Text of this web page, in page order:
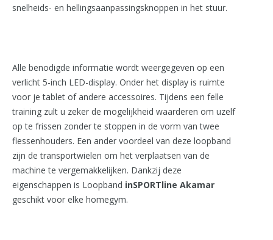
snelheids- en hellingsaanpassingsknoppen in het stuur.
Alle benodigde informatie wordt weergegeven op een
verlicht 5-inch LED-display. Onder het display is ruimte
voor je tablet of andere accessoires. Tijdens een felle
training zult u zeker de mogelijkheid waarderen om uzelf
op te frissen zonder te stoppen in de vorm van twee
flessenhouders. Een ander voordeel van deze loopband
zijn de transportwielen om het verplaatsen van de
machine te vergemakkelijken. Dankzij deze
eigenschappen is Loopband inSPORTline Akamar
geschikt voor elke homegym.